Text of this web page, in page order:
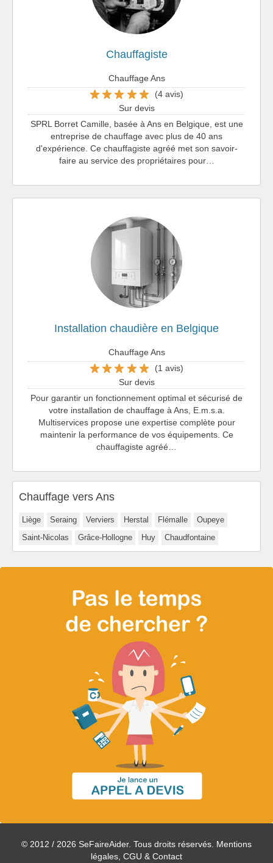
Chauffagiste
Chauffage Ans
(4 avis)
Sur devis
SPRL Borret Camille, basée à Ans en Belgique, est une
entreprise de chauffage avec plus de 40 ans
d'expérience. Ce chauffagiste agréé met son savoir-
faire au service des propriétaires pour…
Installation chaudière en Belgique
Chauffage Ans
(1 avis)
Sur devis
Pour garantir un fonctionnement optimal et sécurisé de
votre installation de chauffage à Ans, E.m.s.a.
Multiservices propose une expertise complète pour
maintenir la performance de vos équipements. Ce
chauffagiste agréé…
Chauffage vers Ans
Liège Seraing Verviers Herstal Flémalle
Oupeye
Saint-Nicolas
Grâce-Hollogne Huy Chaudfontaine
© 2012 / 2026 SeFaireAider. Tous droits réservés. Mentions
légales, CGU & Contact